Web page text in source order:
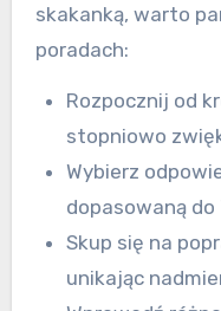
skakanką, warto
poradach:
Rozpocznij od
stopniowo
Wybierz
dopasowaną
Skup się na
unikając